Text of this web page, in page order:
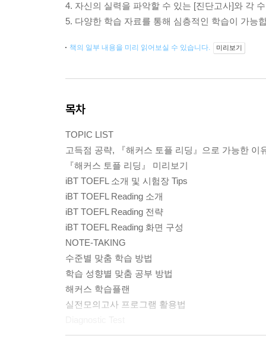
4. 자신의 실력을 파악할 수 있는 [진단고사]와 각
5. 다양한 학습 자료를 통해 심층적인 학습이 가능
책의 일부 내용을 미리 읽어보실 수 있습니다. 미리보기
목차
TOPIC LIST
고득점 공략, 『해커스 토플 리딩』으로 가능한 이
『해커스 토플 리딩』 미리보기
iBT TOEFL 소개 및 시험장 Tips
iBT TOEFL Reading 소개
iBT TOEFL Reading 전략
iBT TOEFL Reading 화면 구성
NOTE-TAKING
수준별 맞춤 학습 방법
학습 성향별 맞춤 공부 방법
해커스 학습플랜
실전모의고사 프로그램 활용법